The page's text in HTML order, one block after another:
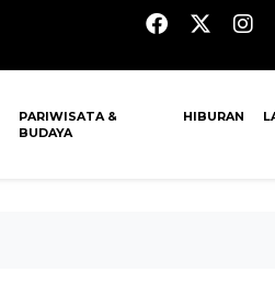
PARIWISATA &
BUDAYA
HIBURAN